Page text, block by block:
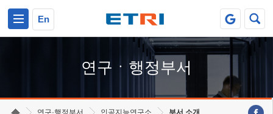
En
연구ㆍ행정부서
연구·행정부서 인공지능연구소 부서 소개